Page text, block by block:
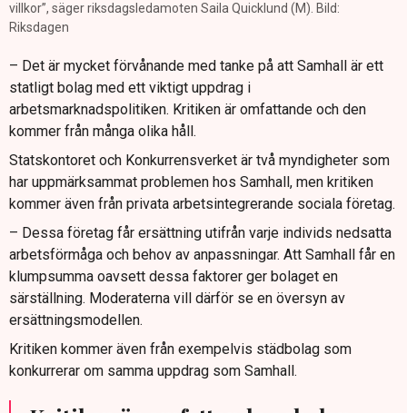
villkor”, säger riksdagsledamoten Saila Quicklund (M). Bild:
Riksdagen
– Det är mycket förvånande med tanke på att Samhall är ett
statligt bolag med ett viktigt uppdrag i
arbetsmarknadspolitiken. Kritiken är omfattande och den
kommer från många olika håll.
Statskontoret och Konkurrensverket är två myndigheter som
har uppmärksammat problemen hos Samhall, men kritiken
kommer även från privata arbetsintegrerande sociala företag.
– Dessa företag får ersättning utifrån varje individs nedsatta
arbetsförmåga och behov av anpassningar. Att Samhall får en
klumpsumma oavsett dessa faktorer ger bolaget en
särställning. Moderaterna vill därför se en översyn av
ersättningsmodellen.
Kritiken kommer även från exempelvis städbolag som
konkurrerar om samma uppdrag som Samhall.